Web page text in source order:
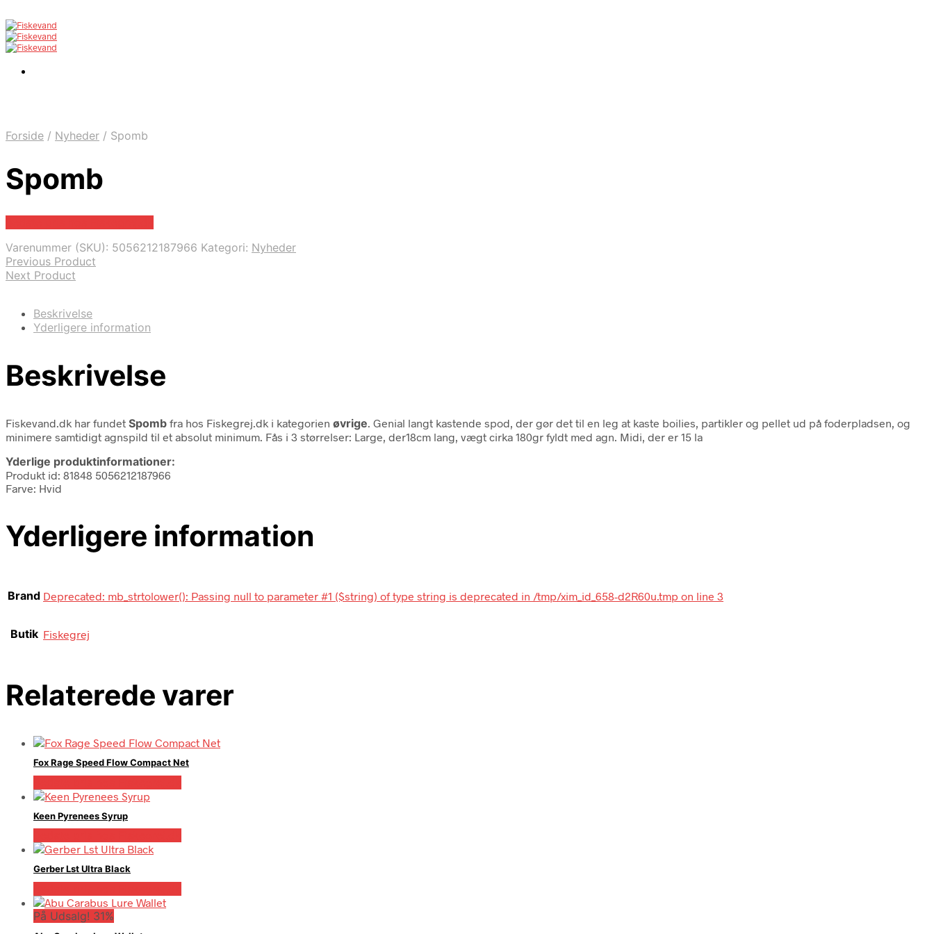
Forside / Nyheder / Spomb
Spomb
Varenummer (SKU): 5056212187966 Kategori: Nyheder
Previous Product
Next Product
Beskrivelse
Yderligere information
Beskrivelse
Fiskevand.dk har fundet Spomb fra hos Fiskegrej.dk i kategorien øvrige . Genial langt kastende spod, der gør det til en leg at kaste boilies, partikler og pellet ud på foderpladsen, og
minimere samtidigt agnspild til et absolut minimum. Fås i 3 størrelser: Large, der18cm lang, vægt cirka 180gr fyldt med agn. Midi, der er 15 la
Yderlige produktinformationer:
Produkt id: 81848 5056212187966
Farve: Hvid
Yderligere information
Brand Deprecated: mb_strtolower(): Passing null to parameter #1 ($string) of type string is deprecated in /tmp/xim_id_658-d2R60u.tmp on line 3
Butik Fiskegrej
Relaterede varer
Fox Rage Speed Flow Compact Net
Keen Pyrenees Syrup
Gerber Lst Ultra Black
På Udsalg! 31%